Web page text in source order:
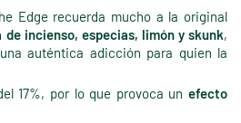
Edge recuerda mucho a la original
de incienso, especias, limón y skunk,
auténtica adicción para quien la
17%, por lo que provoca un efecto